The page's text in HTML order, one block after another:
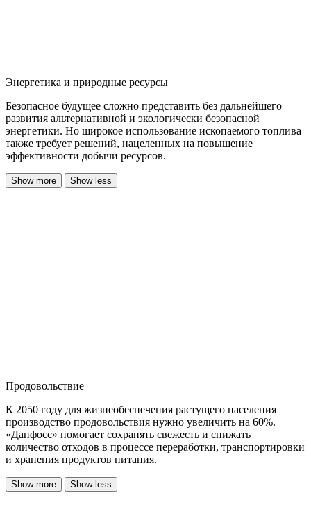
Энергетика и природные ресурсы
Безопасное будущее сложно представить без дальнейшего
развития альтернативной и экологически безопасной
энергетики. Но широкое использование ископаемого топлива
также требует решений, нацеленных на повышение
эффективности добычи ресурсов.
Show more Show less
Продовольствие
К 2050 году для жизнеобеспечения растущего населения
производство продовольствия нужно увеличить на 60%.
«Данфосс» помогает сохранять свежесть и снижать
количество отходов в процессе переработки, транспортировки
и хранения продуктов питания.
Show more Show less